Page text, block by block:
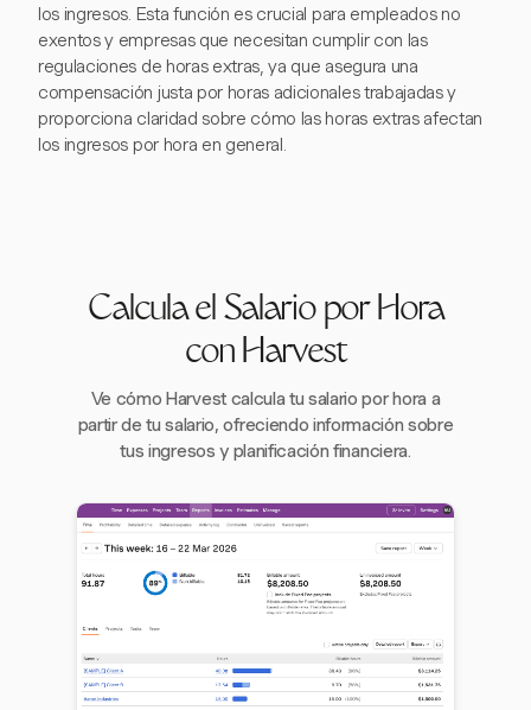
los ingresos. Esta función es crucial para empleados no
exentos y empresas que necesitan cumplir con las
regulaciones de horas extras, ya que asegura una
compensación justa por horas adicionales trabajadas y
proporciona claridad sobre cómo las horas extras afectan
los ingresos por hora en general.
Calcula el Salario por Hora
con Harvest
Ve cómo Harvest calcula tu salario por hora a
partir de tu salario, ofreciendo información sobre
tus ingresos y planificación financiera.